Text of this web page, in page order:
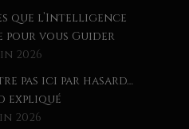
que l’Intelligence
pour vous Guider
2026
pas ici par hasard…
expliqué
2026